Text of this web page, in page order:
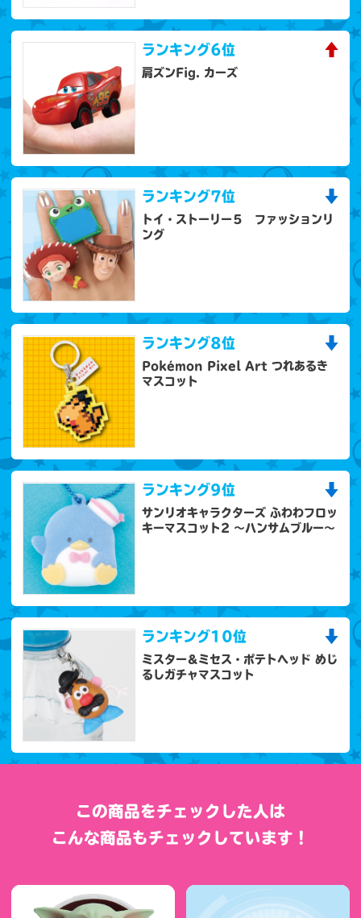
ランキング6位
肩ズンFig. カーズ
ランキング7位
トイ・ストーリー５ ファッションリ
ング
ランキング8位
Pokémon Pixel Art つれあるき
マスコット
ランキング9位
サンリオキャラクターズ ふわわフロッ
キーマスコット2 ～ハンサムブルー～
ランキング10位
ミスター＆ミセス・ポテトヘッド めじ
るしガチャマスコット
この商品をチェックした人は
こんな商品もチェックしています！